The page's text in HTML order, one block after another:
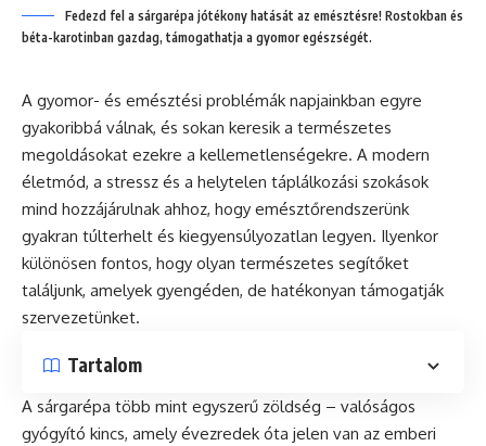
Fedezd fel a sárgarépa jótékony hatását az emésztésre! Rostokban és
béta-karotinban gazdag, támogathatja a gyomor egészségét.
A gyomor- és emésztési problémák napjainkban egyre
gyakoribbá válnak, és sokan keresik a természetes
megoldásokat ezekre a kellemetlenségekre. A modern
életmód, a stressz és a helytelen táplálkozási szokások
mind hozzájárulnak ahhoz, hogy emésztőrendszerünk
gyakran túlterhelt és kiegyensúlyozatlan legyen. Ilyenkor
különösen fontos, hogy olyan természetes segítőket
találjunk, amelyek gyengéden, de hatékonyan támogatják
szervezetünket.
Tartalom
A sárgarépa több mint egyszerű zöldség – valóságos
gyógyító kincs, amely évezredek óta jelen van az emberi